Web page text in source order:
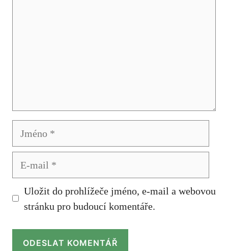
Jméno
Uložit do prohlížeče jméno, e-mail a webovou
stránku pro budoucí komentáře.